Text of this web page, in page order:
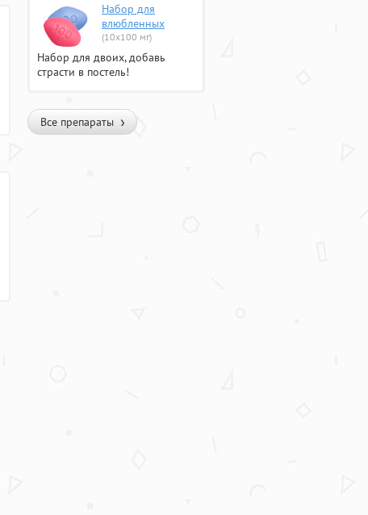
Набор для
влюбленных
(10х100 мг)
Набор для двоих, добавь
страсти в постель!
Все препараты